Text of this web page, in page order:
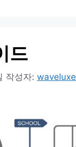
드
작성자: waveluxe